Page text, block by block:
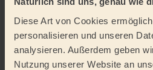
Diese Art von Cookies
personalisieren und unseren
analysieren. Außerdem geben
Nutzung unserer Website an
Reinigungsmittel
Tätigkeitsbereich